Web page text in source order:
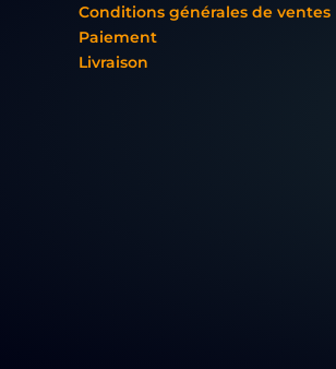
Conditions générales de ventes
Paiement
Livraison